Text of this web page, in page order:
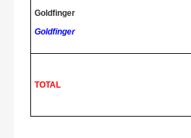
Goldfinger
Goldfinger
TOTAL